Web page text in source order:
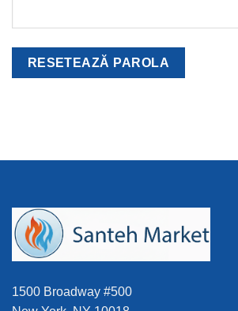
RESETEAZĂ PAROLA
1500 Broadway #500